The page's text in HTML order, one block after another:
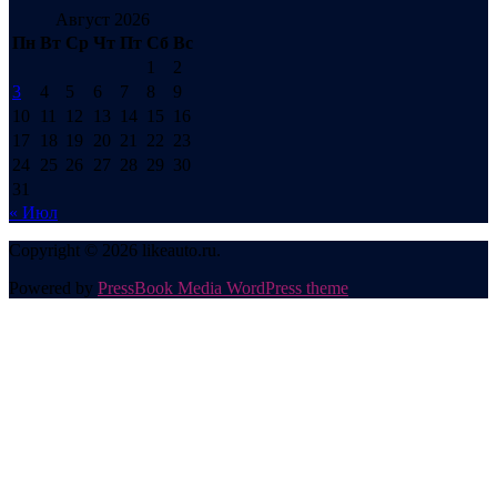
Август 2026
Пн Вт Ср Чт Пт Сб Вс
1
2
3
4 5 6 7 8
9
10
11 12 13 14 15
16
17
18 19 20 21 22 23
24 25 26 27 28 29 30
31
« Июл
Copyright © 2026 likeauto.ru.
Powered by PressBook Media WordPress theme